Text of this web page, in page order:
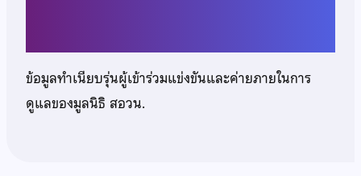
ข้อมูลทำเนียบรุ่นผู้เข้าร่วมแข่งขันและค่ายภายในการ
ดูแลของมูลนิธิ สอวน.